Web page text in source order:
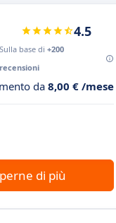
4.5
Sulla base di+200
recensioni
da 8,00 € /mese
di più